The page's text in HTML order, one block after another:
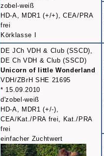
zobel-weiß
HD-A, MDR1 (+/+), CEA/PRA
frei
Körklasse I
DE JCh VDH & Club (SSCD),
DE Ch VDH & Club (SSCD)
Unicorn of little Wonderland
VDH/ZBrH SHE 21695
* 15.09.2010
d'zobel-weiß
HD-A, MDR1 (+/-),
CEA/Kat./PRA frei, Kat./PRA
frei
einfacher Zuchtwert